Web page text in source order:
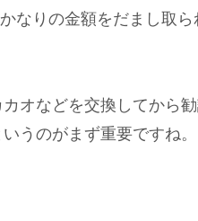
なりの金額をだまし取ら
オなどを交換してから
うのがまず重要ですね。